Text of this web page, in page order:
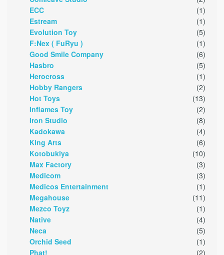
ECC
(1)
Estream
(1)
Evolution Toy
(5)
F:Nex ( FuRyu )
(1)
Good Smile Company
(6)
Hasbro
(5)
Herocross
(1)
Hobby Rangers
(2)
Hot Toys
(13)
Inflames Toy
(2)
Iron Studio
(8)
Kadokawa
(4)
King Arts
(6)
Kotobukiya
(10)
Max Factory
(3)
Medicom
(3)
Medicos Entertainment
(1)
Megahouse
(11)
Mezco Toyz
(1)
Native
(4)
Neca
(5)
Orchid Seed
(1)
Phat!
(2)